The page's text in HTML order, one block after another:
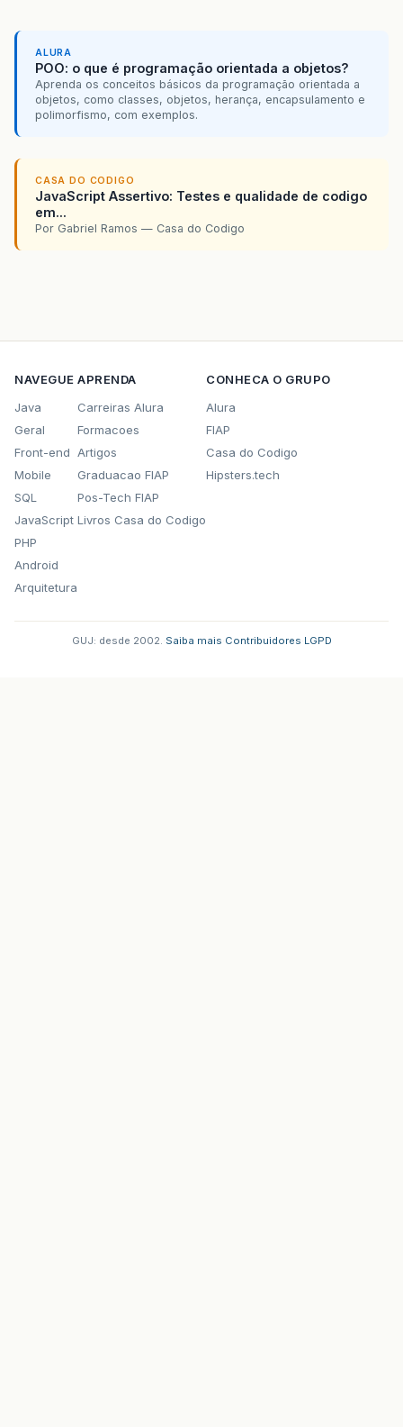
ALURA
POO: o que é programação orientada a objetos?
Aprenda os conceitos básicos da programação orientada a
objetos, como classes, objetos, herança, encapsulamento e
polimorfismo, com exemplos.
CASA DO CODIGO
JavaScript Assertivo: Testes e qualidade de codigo
em...
Por Gabriel Ramos — Casa do Codigo
NAVEGUE
Java
Geral
Front-end
Mobile
SQL
JavaScript
PHP
Android
Arquitetura
APRENDA
Carreiras Alura
Formacoes
Artigos
Graduacao FIAP
Pos-Tech FIAP
Livros Casa do Codigo
CONHECA O GRUPO
Alura
FIAP
Casa do Codigo
Hipsters.tech
GUJ: desde 2002. Saiba mais Contribuidores LGPD